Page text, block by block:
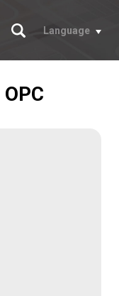
Buscar
Language
OPC